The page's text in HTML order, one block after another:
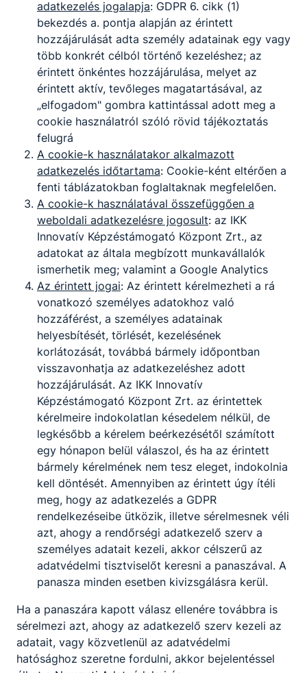
Cukrász
Turizmus-vendéglátás
Tovább
Festő, mázoló, tapétázó
Építőipar
Tovább
Gépi és CNC forgácsoló
Gépészet
adatkezelés jogalapja: GDPR 6. cikk (1)
bekezdés a. pontja alapján az érintett
hozzájárulását adta személy adatainak egy vagy
több konkrét célból történő kezeléshez; az
érintett önkéntes hozzájárulása, melyet az
érintett aktív, tevőleges magatartásával, az
„elfogadom" gombra kattintással adott meg a
cookie használatról szóló rövid tájékoztatás
felugrá
A cookie-k használatakor alkalmazott
adatkezelés időtartama: Cookie-ként eltérően a
fenti táblázatokban foglaltaknak megfelelően.
A cookie-k használatával összefüggően a
weboldali adatkezelésre jogosult: az IKK
Innovatív Képzéstámogató Központ Zrt., az
adatokat az általa megbízott munkavállalók
ismerhetik meg; valamint a Google Analytics
Az érintett jogai: Az érintett kérelmezheti a rá
vonatkozó személyes adatokhoz való
hozzáférést, a személyes adatainak
helyesbítését, törlését, kezelésének
korlátozását, továbbá bármely időpontban
visszavonhatja az adatkezeléshez adott
hozzájárulását. Az IKK Innovatív
Képzéstámogató Központ Zrt. az érintettek
kérelmeire indokolatlan késedelem nélkül, de
legkésőbb a kérelem beérkezésétől számított
egy hónapon belül válaszol, és ha az érintett
bármely kérelmének nem tesz eleget, indokolnia
kell döntését. Amennyiben az érintett úgy ítéli
meg, hogy az adatkezelés a GDPR
rendelkezéseibe ütközik, illetve sérelmesnek véli
azt, ahogy a rendőrségi adatkezelő szerv a
személyes adatait kezeli, akkor célszerű az
adatvédelmi tisztviselőt keresni a panaszával. A
panasza minden esetben kivizsgálásra kerül.
Ha a panaszára kapott válasz ellenére továbbra is
sérelmezi azt, ahogy az adatkezelő szerv kezeli az
adatait, vagy közvetlenül az adatvédelmi
hatósághoz szeretne fordulni, akkor bejelentéssel